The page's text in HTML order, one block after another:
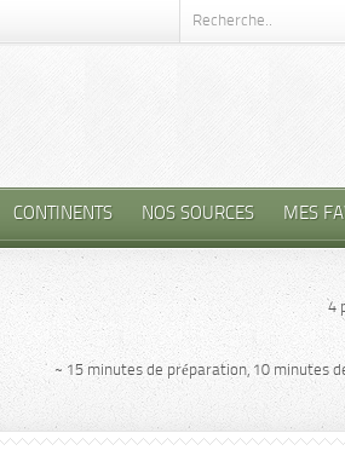
CONTINENTS NOS SOURCES MES
4
~ 15 minutes de préparation, 10 minutes